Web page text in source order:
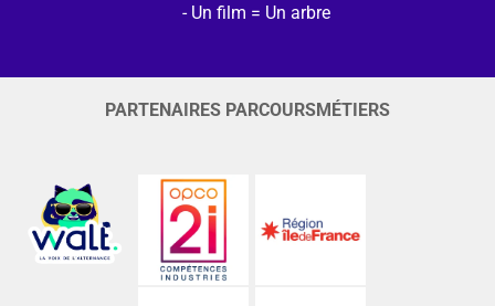
Un film = Un arbre
PARTENAIRES PARCOURSMÉTIERS